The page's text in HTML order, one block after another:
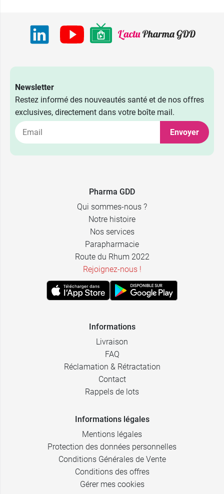
Newsletter
Restez informé des nouveautés santé et de nos offres
exclusives, directement dans votre boîte mail.
Envoyer
Pharma GDD
Qui sommes-nous ?
Notre histoire
Nos services
Parapharmacie
Route du Rhum 2022
Rejoignez-nous !
Informations
Livraison
FAQ
Réclamation & Rétractation
Contact
Rappels de lots
Informations légales
Mentions légales
Protection des données personnelles
Conditions Générales de Vente
Conditions des offres
Gérer mes cookies